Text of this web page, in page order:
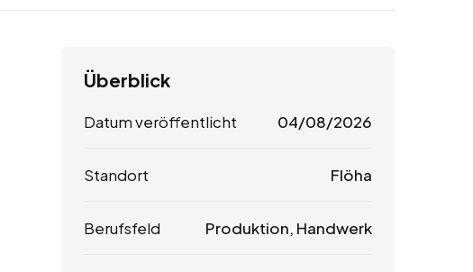
Überblick
Datum veröffentlicht 04/08/2026
Standort Flöha
Berufsfeld Produktion, Handwerk